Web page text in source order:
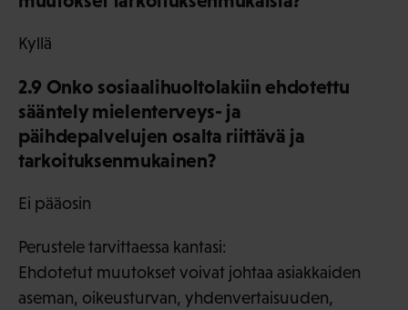
Kyllä
2.9 Onko sosiaalihuoltolakiin ehdotettu
sääntely mielenterveys- ja
päihdepalvelujen osalta riittävä ja
tarkoituksenmukainen?
Ei pääosin
Perustele tarvittaessa kantasi:
Ehdotetut muutokset voivat johtaa asiakkaiden
aseman, oikeusturvan, yhdenvertaisuuden,